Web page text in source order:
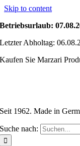
Skip to content
Betriebsurlaub:
Letzter Abholtag:
Kaufen Sie Marzari
Seit 1962. Made in
Suche nach: